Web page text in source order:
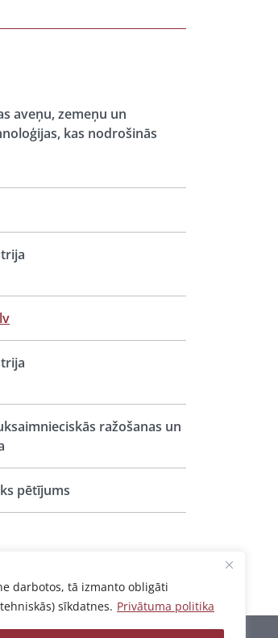
darbotos, tā izmanto obligāti
sīkdatnes. Privātuma politika
aveņu, zemeņu un
kas nodrošinās
ražošanas un
pētījums